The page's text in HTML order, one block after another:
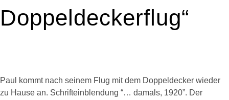
Doppeldeckerflug“
Paul kommt nach seinem Flug mit dem Doppeldecker wieder
zu Hause an. Schrifteinblendung “… damals, 1920”. Der